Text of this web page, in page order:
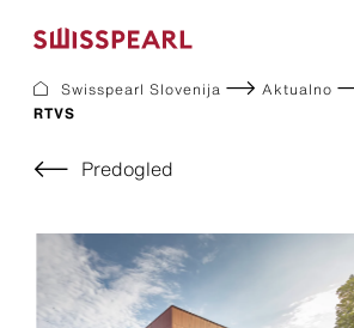
Fasadne Plošče
Strešne Kritine
Vrtni program
Swisspearl Slovenija Aktualno
RTVS
Predogled